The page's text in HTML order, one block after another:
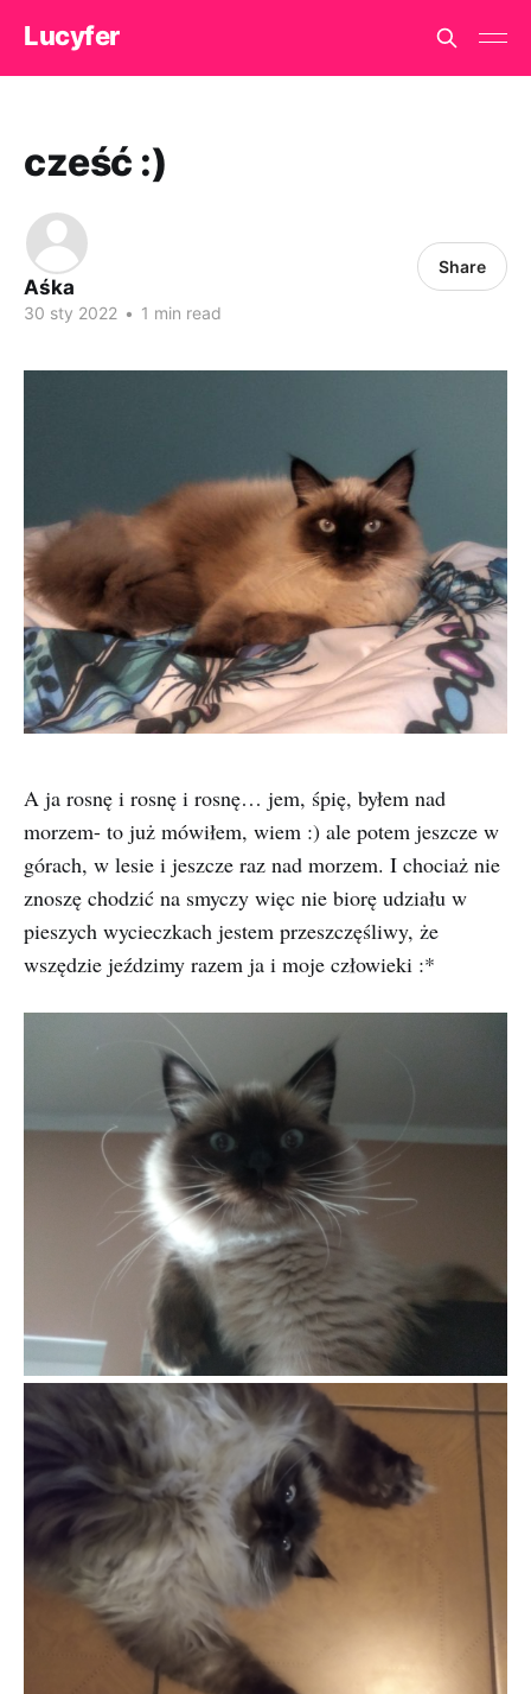
Lucyfer
cześć :)
Aśka
30 sty 2022 • 1 min read
Share
A ja rosnę i rosnę i rosnę… jem, śpię, byłem nad
morzem- to już mówiłem, wiem :) ale potem jeszcze w
górach, w lesie i jeszcze raz nad morzem. I chociaż nie
znoszę chodzić na smyczy więc nie biorę udziału w
pieszych wycieczkach jestem przeszczęśliwy, że
wszędzie jeździmy razem ja i moje człowieki :*